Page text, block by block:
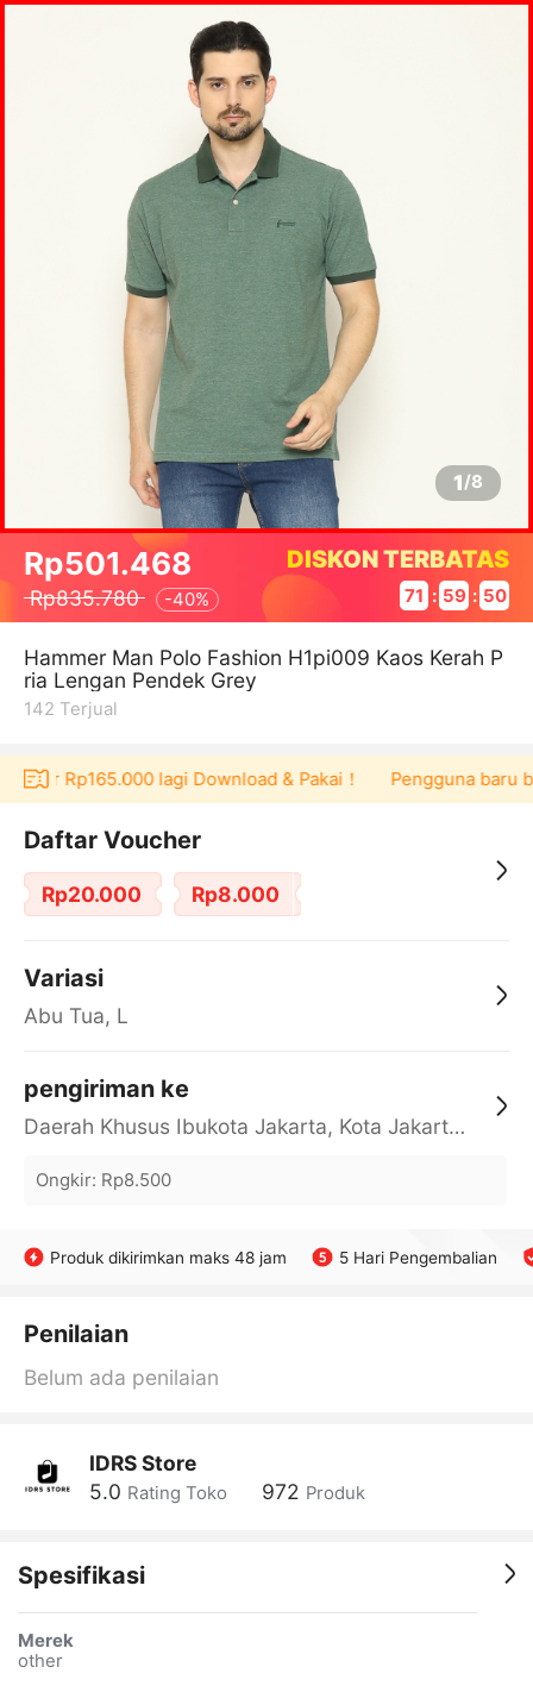
1/8
Rp501.468
Rp835.780 -40%
DISKON TERBATAS
71 : 59 : 50
Hammer Man Polo Fashion H1pi009 Kaos Kerah P
ria Lengan Pendek Grey
142 Terjual
Rp165.000 lagi Download & Pakai！ Pengguna baru
Daftar Voucher
Rp20.000 Rp8.000
Variasi
Abu Tua, L
pengiriman ke
Daerah Khusus Ibukota Jakarta, Kota Jakarta Barat, Cengkareng, yy
Ongkir: Rp8.500
Produk dikirimkan maks 48 jam 5 Hari Pengembalian
Penilaian
Belum ada penilaian
IDRS Store
5.0 Rating Toko 972 Produk
Spesifikasi
Merek
other